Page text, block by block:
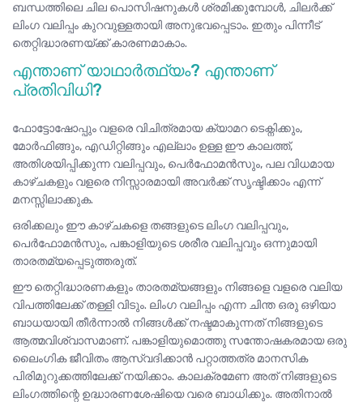
ബന്ധത്തിലെ ചില പൊസിഷനുകൾ ശ്രമിക്കുമ്പോൾ, ചിലർക്ക്
ലിംഗ വലിപ്പം കുറവുള്ളതായി അനുഭവപ്പെടാം. ഇതും പിന്നീട്
തെറ്റിദ്ധാരണയ്ക്ക് കാരണമാകാം.
എന്താണ് യാഥാർത്ഥ്യം? എന്താണ്
പ്രതിവിധി?
ഫോട്ടോഷോപ്പും വളരെ വിചിത്രമായ ക്യാമറ ടെക്നിക്കും,
മോർഫിങ്ങും, എഡിറ്റിങ്ങും എല്ലാം ഉള്ള ഈ കാലത്ത്,
അതിശയിപ്പിക്കുന്ന വലിപ്പവും, പെർഫോമൻസും, പല വിധമായ
കാഴ്ചകളും വളരെ നിസ്സാരമായി അവർക്ക് സൃഷ്ടിക്കാം എന്ന്
മനസ്സിലാക്കുക.
ഒരിക്കലും ഈ കാഴ്ചകളെ തങ്ങളുടെ ലിംഗ വലിപ്പവും,
പെർഫോമൻസും, പങ്കാളിയുടെ ശരീര വലിപ്പവും ഒന്നുമായി
താരതമ്യപ്പെടുത്തരുത്.
ഈ തെറ്റിദ്ധാരണകളും താരതമ്യങ്ങളും നിങ്ങളെ വളരെ വലിയ
വിപത്തിലേക്ക്‌ തള്ളി വിടും. ലിംഗ വലിപ്പം എന്ന ചിന്ത ഒരു ഒഴിയാ
ബാധയായി തീർന്നാൽ നിങ്ങൾക്ക് നഷ്ടമാകുന്നത് നിങ്ങളുടെ
ആത്മവിശ്വാസമാണ്. പങ്കാളിയുമൊത്തു സന്തോഷകരമായ ഒരു
ലൈംഗിക ജീവിതം ആസ്വദിക്കാൻ പറ്റാത്തത്ര മാനസിക
പിരിമുറുക്കത്തിലേക്ക് നയിക്കാം. കാലക്രമേണ അത് നിങ്ങളുടെ
ലിംഗത്തിന്റെ ഉദ്ധാരണശേഷിയെ വരെ ബാധിക്കും. അതിനാൽ